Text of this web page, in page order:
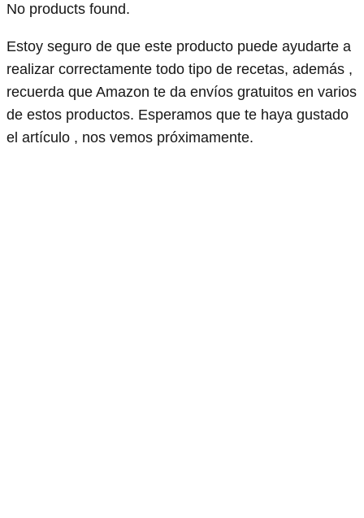
No products found.
Estoy seguro de que este producto puede ayudarte a
realizar correctamente todo tipo de recetas, además ,
recuerda que Amazon te da envíos gratuitos en varios
de estos productos. Esperamos que te haya gustado
el artículo , nos vemos próximamente.